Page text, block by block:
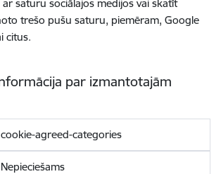
saturu sociālajos medijos vai skatīt
trešo pušu saturu, piemēram, Google
citus.
par izmantotajām
cookie-agreed-categories
Nepieciešams